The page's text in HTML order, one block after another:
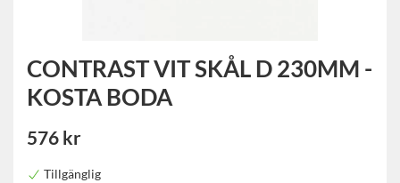
CONTRAST VIT SKÅL D 230MM -
KOSTA BODA
576 kr
Tillgänglig